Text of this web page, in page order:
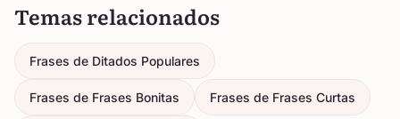
Temas relacionados
Frases de Ditados Populares
Frases de Frases Bonitas Frases de Frases Curtas